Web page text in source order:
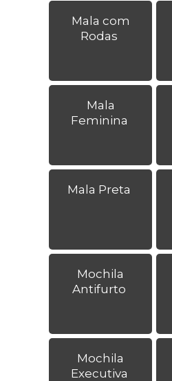
Mala com
Rodas
Mala
Feminina
Mala Preta
Mochila
Antifurto
Mochila
Executiva